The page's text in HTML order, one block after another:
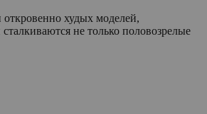
худых моделей,
не только половозрелые